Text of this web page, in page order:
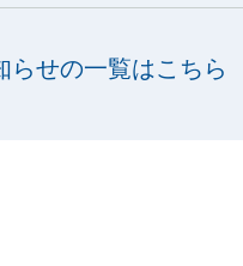
らせの一覧はこちら